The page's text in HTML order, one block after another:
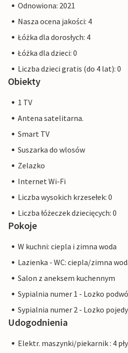
Odnowiona: 2021
Nasza ocena jakości: 4
Łóżka dla dorosłych: 4
Łóżka dla dzieci: 0
Liczba dzieci gratis (do 4 lat): 0
Obiekty
1 TV
Antena satelitarna.
Smart TV
Suszarka do wlosów
Zelazko
Internet Wi-Fi
Liczba wysokich krzesełek: 0
Liczba łóżeczek dziecięcych: 0
Pokoje
W kuchni: ciepla i zimna woda
Lazienka - WC: ciepla/zimna
Salon z aneksem kuchennym
Sypialnia numer 1 - Lozko
Sypialnia numer 2 - Lozko
Udogodnienia
Elektr. maszynki/piekarnik : 4